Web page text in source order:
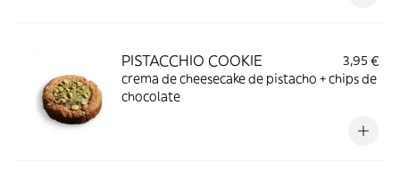
PISTACCHIO COOKIE
3,95 €
crema de cheesecake de pistacho + chips de
chocolate